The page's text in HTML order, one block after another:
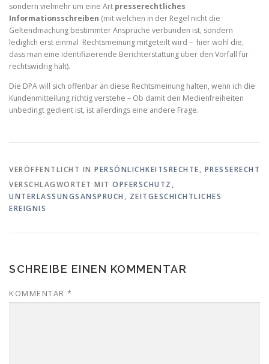
sondern vielmehr um eine Art presserechtliches
Informationsschreiben (mit welchen in der Regel nicht die
Geltendmachung bestimmter Ansprüche verbunden ist, sondern
lediglich erst einmal Rechtsmeinung mitgeteilt wird – hier wohl die,
dass man eine identifizierende Berichterstattung über den Vorfall für
rechtswidrig hält).
Die DPA will sich offenbar an diese Rechtsmeinung halten, wenn ich die
Kundenmitteilung richtig verstehe – Ob damit den Medienfreiheiten
unbedingt gedient ist, ist allerdings eine andere Frage.
VERÖFFENTLICHT IN PERSÖNLICHKEITSRECHTE, PRESSERECHT
VERSCHLAGWORTET MIT OPFERSCHUTZ ,
UNTERLASSUNGSANSPRUCH , ZEITGESCHICHTLICHES
EREIGNIS
SCHREIBE EINEN KOMMENTAR
KOMMENTAR *